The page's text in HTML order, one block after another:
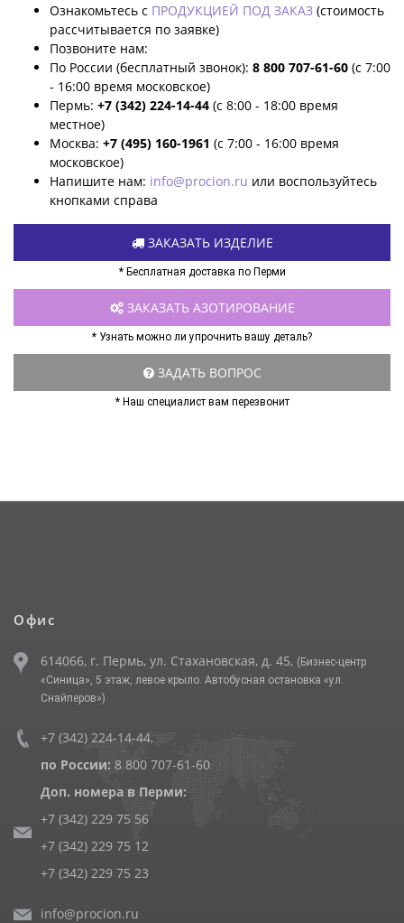
Ознакомьтесь с ПРОДУКЦИЕЙ ПОД ЗАКАЗ (стоимость
рассчитывается по заявке)
Позвоните нам:
По России (бесплатный звонок): 8 800 707-61-60 (с 7:00
- 16:00 время московское)
Пермь: +7 (342) 224-14-44 (с 8:00 - 18:00 время
местное)
Москва: +7 (495) 160-1961 (с 7:00 - 16:00 время
московское)
Напишите нам: info@procion.ru или воспользуйтесь
кнопками справа
ЗАКАЗАТЬ ИЗДЕЛИЕ
* Бесплатная доставка по Перми
ЗАКАЗАТЬ АЗОТИРОВАНИЕ
* Узнать можно ли упрочнить вашу деталь?
ЗАДАТЬ ВОПРОС
* Наш специалист вам перезвонит
Офис
614066, г. Пермь, ул. Стахановская, д. 45, (Бизнес-центр
«Синица», 5 этаж, левое крыло. Автобусная остановка «ул.
Снайперов»)
+7 (342) 224-14-44,
по России: 8 800 707-61-60
Доп. номера в Перми:
+7 (342) 229 75 56
+7 (342) 229 75 12
+7 (342) 229 75 23
info@procion.ru